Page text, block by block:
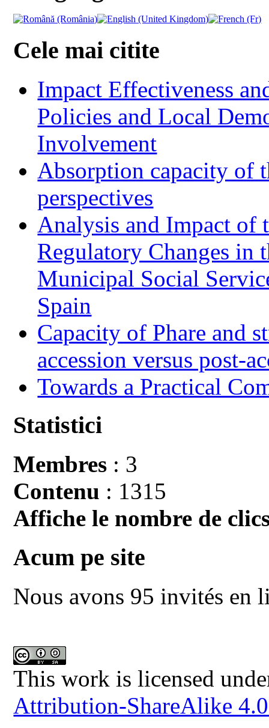
Cele mai citite
Impact Effectiveness
Policies and Local
Involvement
Absorption capacity of
perspectives
Analysis and Impact of
Regulatory Changes in
Municipal Social
Spain
Capacity of Phare and
accession versus post-
Towards a Practical
Statistici
Membres : 3
Contenu : 1315
Affiche le nombre de
Acum pe site
Nous avons 95 invités en
This work is licensed
Attribution-ShareAlike